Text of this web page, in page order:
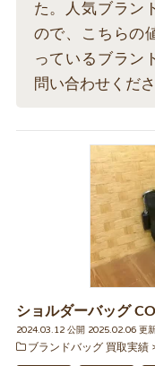
た。人気ブラン
ので、こちらの
っているブラン
問い合わせくださ
ショルダーバッグ
2024.03.12 公開 2025.02.06 更
ブランドバッグ 買取実績